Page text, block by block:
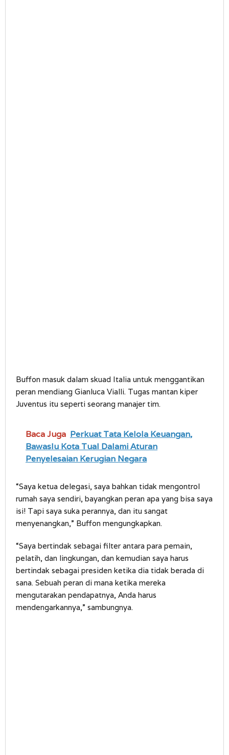
Buffon masuk dalam skuad Italia untuk menggantikan
peran mendiang Gianluca Vialli. Tugas mantan kiper
Juventus itu seperti seorang manajer tim.
Baca Juga Perkuat Tata Kelola Keuangan,
Bawaslu Kota Tual Dalami Aturan
Penyelesaian Kerugian Negara
“Saya ketua delegasi, saya bahkan tidak mengontrol
rumah saya sendiri, bayangkan peran apa yang bisa saya
isi! Tapi saya suka perannya, dan itu sangat
menyenangkan,” Buffon mengungkapkan.
“Saya bertindak sebagai filter antara para pemain,
pelatih, dan lingkungan, dan kemudian saya harus
bertindak sebagai presiden ketika dia tidak berada di
sana. Sebuah peran di mana ketika mereka
mengutarakan pendapatnya, Anda harus
mendengarkannya,” sambungnya.